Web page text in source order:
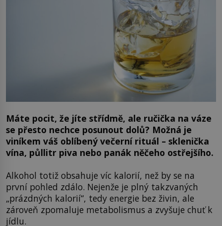
Máte pocit, že jíte střídmě, ale ručička na váze
se přesto nechce posunout dolů? Možná je
viníkem váš oblíbený večerní rituál – sklenička
vína, půllitr piva nebo panák něčeho ostřejšího.
Alkohol totiž obsahuje víc kalorií, než by se na
první pohled zdálo. Nejenže je plný takzvaných
„prázdných kalorií“, tedy energie bez živin, ale
zároveň zpomaluje metabolismus a zvyšuje chuť k
jídlu.